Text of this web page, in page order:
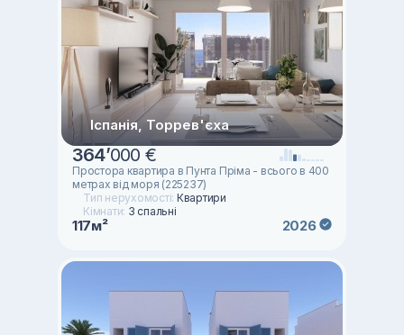
Іспанія, Торрев'єха
364’000 €
Простора квартира в Пунта Пріма - всього в 400
метрах від моря (225237)
Тип нерухомості: Квартири
Кімнати: 3 спальні
117м² 2026